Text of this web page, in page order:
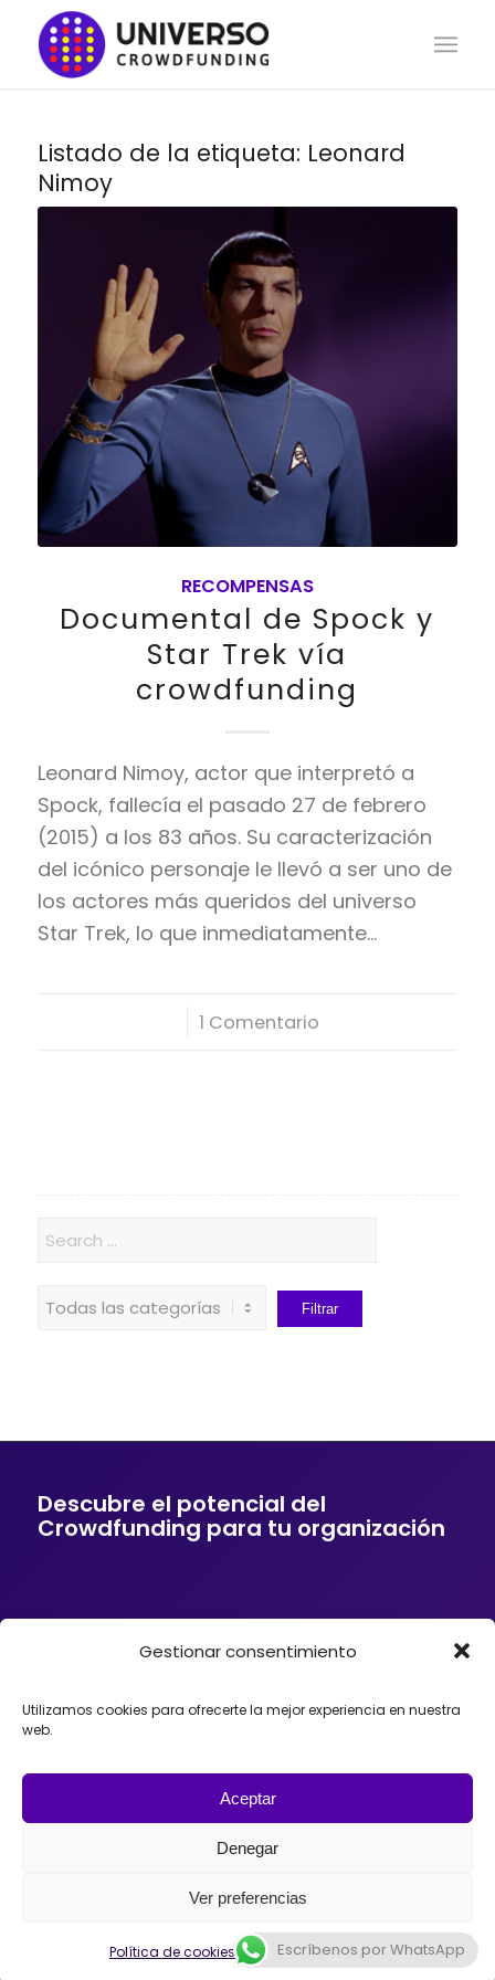
Gestionar consentimiento
Utilizamos cookies para ofrecerte la mejor experiencia en nuestra
web.
Aceptar
Denegar
Ver preferencias
Política de cookiesPolítica de privacidad
Listado de la etiqueta: Leonard
Nimoy
RECOMPENSAS
Documental de Spock y
Star Trek vía
crowdfunding
Leonard Nimoy, actor que interpretó a
Spock, fallecía el pasado 27 de febrero
(2015) a los 83 años. Su caracterización
del icónico personaje le llevó a ser uno de
los actores más queridos del universo
Star Trek, lo que inmediatamente…
1 Comentario
Descubre el potencial del
Crowdfunding para tu organización
Si tu empresa o entidad quiere ofrecer a sus
fundraising, podemos ayudarte. Trabajamos con
organizaciones que desean incorporar el
proyectos, diseñando estrategias y
acompañando el lanzamiento de campañas con
éxito en España, México o Argentina.
© 2026 - Universo Crowdfunding Escríbenos por WhatsApp